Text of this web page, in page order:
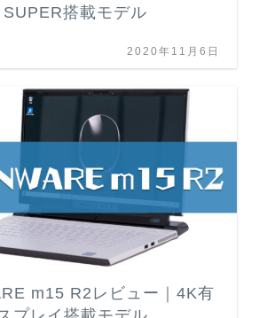
搭載モデル
2020年11月6日
m15 R2レビュー｜4K有